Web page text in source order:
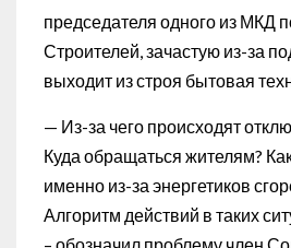
председателя одного из МКД
Строителей, зачастую из-за
выходит из строя бытовая
— Из-за чего происходят
Куда обращаться жителям?
именно из-за энергетиков
Алгоритм действий в таких